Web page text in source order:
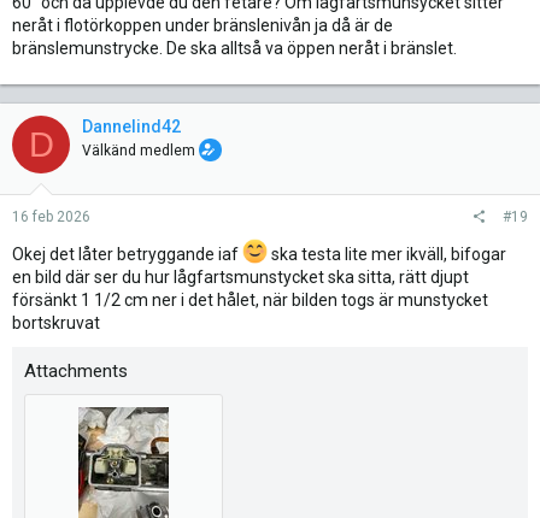
neråt i flotörkoppen under bränslenivån ja då är de
bränslemunstrycke. De ska alltså va öppen neråt i bränslet.
D Dannelind42
Välkänd medlem
16 feb 2026 #19
Okej det låter betryggande iaf
ska testa lite mer ikväll, bifogar
en bild där ser du hur lågfartsmunstycket ska sitta, rätt djupt
försänkt 1 1/2 cm ner i det hålet, när bilden togs är munstycket
bortskruvat
Attachments